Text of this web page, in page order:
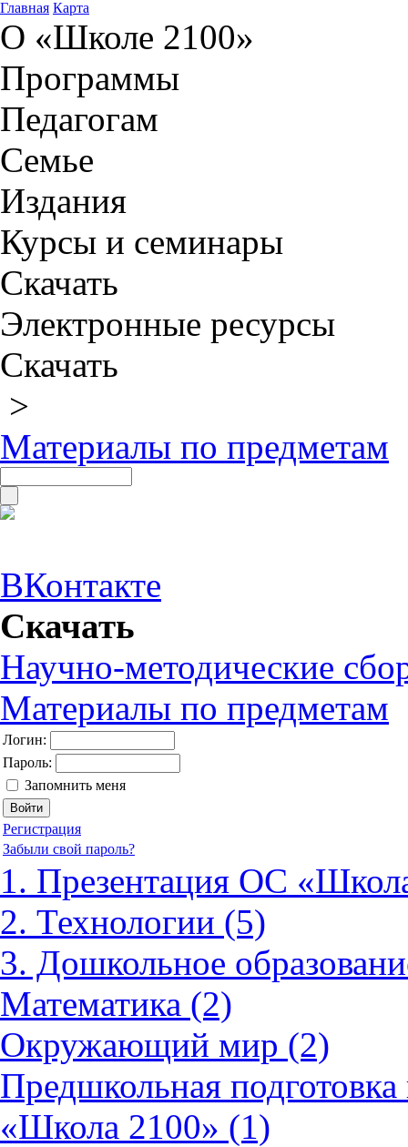
Главная Карта
О «Школе 2100»
Программы
Педагогам
Семье
Издания
Курсы и семинары
Скачать
Электронные ресурсы
Скачать
>
Материалы по предметам
ВКонтакте
Скачать
Научно-методические
Материалы по предметам
Логин:
Пароль:
Запомнить меня
Регистрация
Забыли свой пароль?
1. Презентация ОС
2. Технологии (5)
3. Дошкольное
Математика (2)
Окружающий мир (2)
Предшкольная
«Школа 2100» (1)